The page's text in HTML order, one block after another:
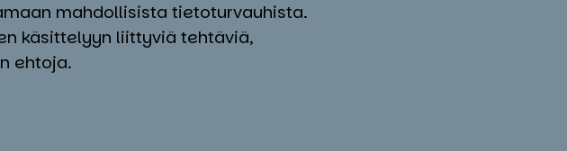
mahdollisista tietoturvauhista.
käsittelyyn liittyviä tehtäviä,
ehtoja.